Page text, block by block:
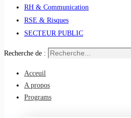
RH & Communication
RSE & Risques
SECTEUR PUBLIC
Recherche de :
Acceuil
A propos
Programs